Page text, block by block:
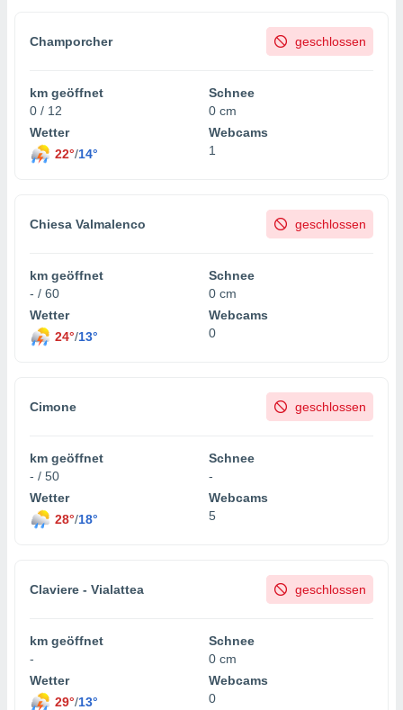
Champorcher geschlossen
km geöffnet
0 / 12
Schnee
0 cm
Wetter
22°/14°
Webcams
1
Chiesa Valmalenco geschlossen
km geöffnet
- / 60
Schnee
0 cm
Wetter
24°/13°
Webcams
0
Cimone geschlossen
km geöffnet
- / 50
Schnee
-
Wetter
28°/18°
Webcams
5
Claviere - Vialattea geschlossen
km geöffnet
-
Schnee
0 cm
Wetter
29°/13°
Webcams
0